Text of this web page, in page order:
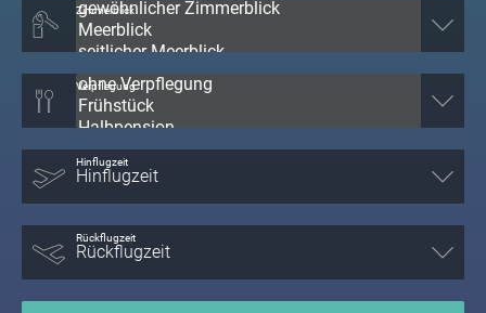
Zimmerblick
Verpflegung
Hinflugzeit
Rückflugzeit